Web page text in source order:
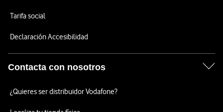
Tarifa social
Declaración Accesibilidad
Contacta con nosotros
¿Quieres ser distribuidor Vodafone?